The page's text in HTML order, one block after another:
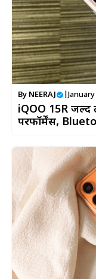
By NEERAJ
iQOO 15R
परफॉर्मेंस,